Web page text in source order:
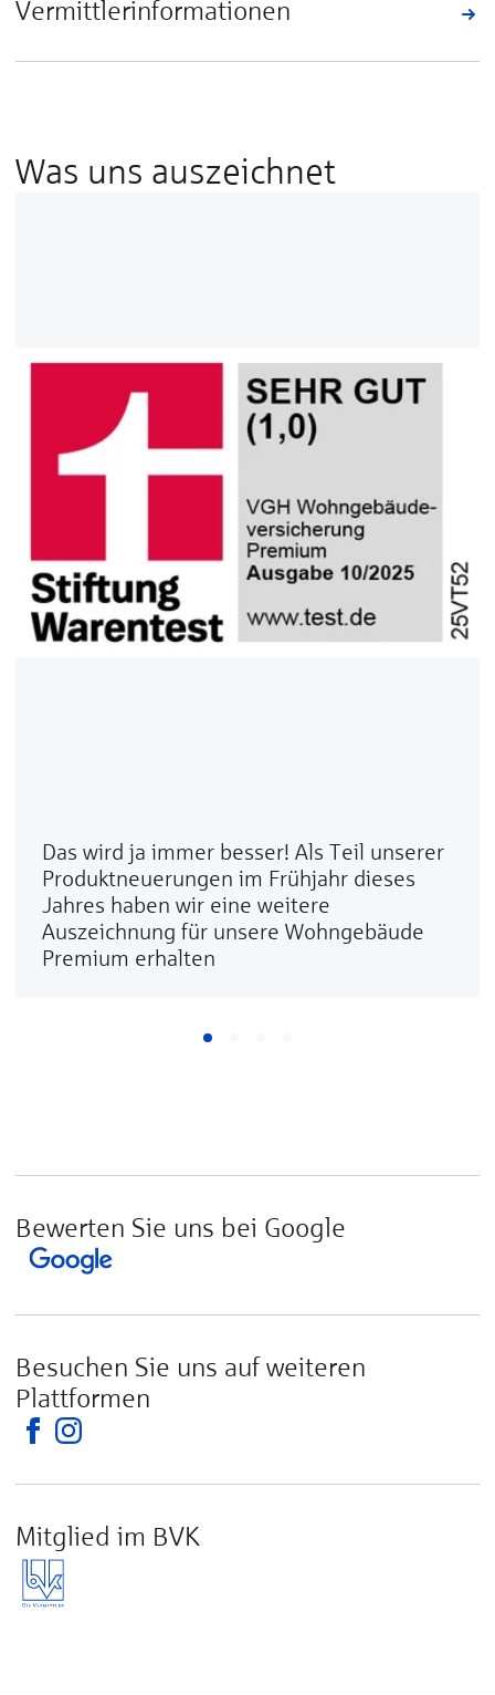
Vermittlerinformationen
Was uns auszeichnet
Das wird ja immer besser! Als Teil unserer
Produktneuerungen im Frühjahr dieses
Jahres haben wir eine weitere
Auszeichnung für unsere Wohngebäude
Premium erhalten
Bewerten Sie uns bei Google
Besuchen Sie uns auf weiteren
Plattformen
Mitglied im BVK